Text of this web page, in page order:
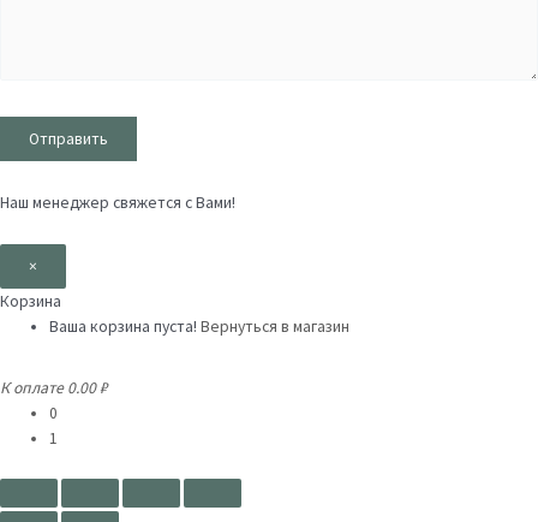
Наш менеджер свяжется с Вами!
×
Корзина
Ваша корзина пуста!Вернуться в магазин
К оплате0.00 ₽
0
1